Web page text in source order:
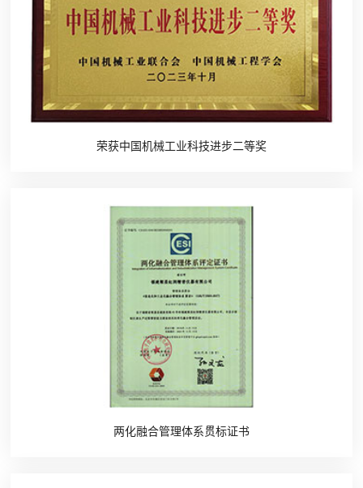
荣获中国机械工业科技进步二等奖
两化融合管理体系贯标证书